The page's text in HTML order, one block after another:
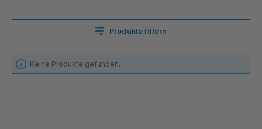
Produkte filtern
Keine Produkte gefunden.